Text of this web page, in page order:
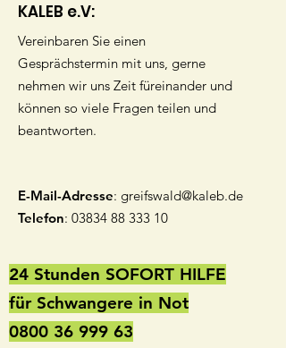
KALEB e.V:
Vereinbaren Sie einen
Gesprächstermin mit uns, gerne
nehmen wir uns Zeit füreinander und
können so viele Fragen teilen und
beantworten.
E-Mail-Adresse: greifswald@kaleb.de
Telefon: 03834 88 333 10
24 Stunden SOFORT HILFE
für Schwangere in Not
0800 36 999 63